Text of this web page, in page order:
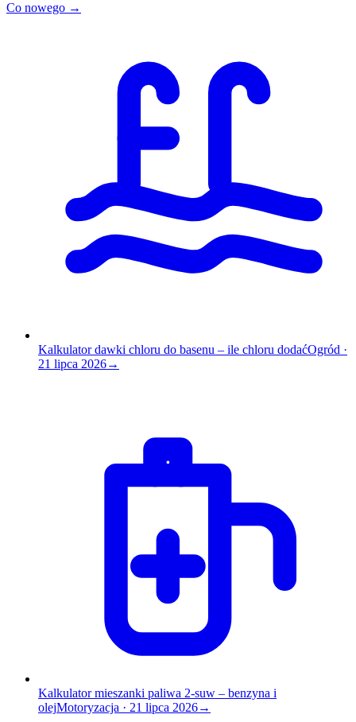
Co nowego →
Kalkulator dawki chloru do basenu – ile chloru dodaćOgród ·
21 lipca 2026→
Kalkulator mieszanki paliwa 2-suw – benzyna i
olejMotoryzacja · 21 lipca 2026→